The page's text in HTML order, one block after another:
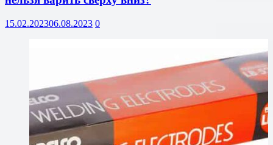
15.02.202306.08.2023 0